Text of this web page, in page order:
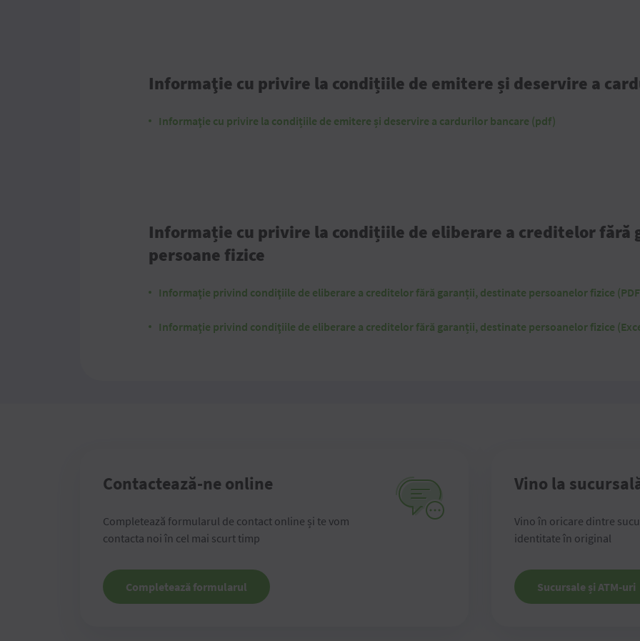
Informaţie cu privire la condițiile de emitere și deservire a
Informaţie cu privire la condițiile de emitere și deservire a cardurilor bancare (pdf)
Informație cu privire la condițiile de eliberare a creditelor fără
persoane fizice
Informaţie privind condiţiile de eliberare a creditelor fără garanții, destinate persoanelor fizice
Informaţie privind condiţiile de eliberare a creditelor fără garanții, destinate persoanelor fizice
Contactează-ne online
Completează formularul de contact online și te vom
contacta noi în cel mai scurt timp
Completează formularul
Vino la
Vino în oricare dintre
identitate în original
Sucursale și ATM-uri